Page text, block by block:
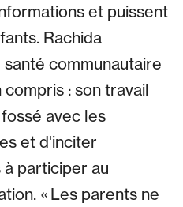
et puissent
Rachida
communautaire
compris : son travail
avec les
et d'inciter
participer au
« Les parents ne